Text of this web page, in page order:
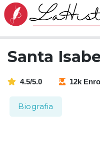
Santa
4.5/5.0 12k
Biografia